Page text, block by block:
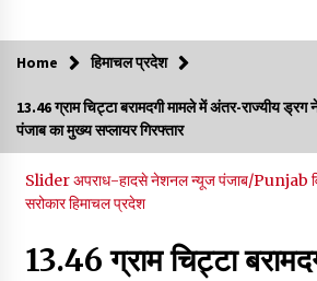
देवता जाख मंदिर रचोली में तीन दिवसीय
सम्पन्न
10/08/2026
Home हिमाचल प्रदेश
13.46 ग्राम चिट्टा बरामदगी मामले में अंतर-राज्यीय
पंजाब का मुख्य सप्लायर गिरफ्तार
Sliderअपराध-हादसेनेशनल न्यूजपंजाब/Punjab
सरोकारहिमाचल प्रदेश
13.46 ग्राम चिट्टा